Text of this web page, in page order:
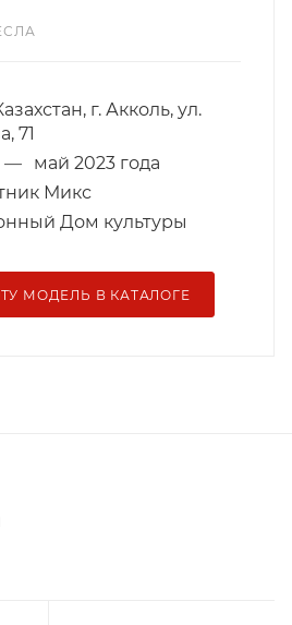
г. Акколь, ул.
71
—
май 2023 года
Микс
Дом культуры
МОДЕЛЬ В КАТАЛОГЕ